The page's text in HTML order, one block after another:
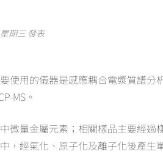
期三 發表
使用的儀器是感應耦合電漿質譜分
MS。
微量金屬元素；相關樣品主要經
，經氣化、原子化及離子化後產